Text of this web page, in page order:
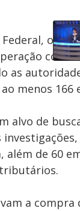
o
as
menos 166
alvo de
de 60
a